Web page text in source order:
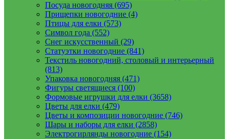
Посуда новогодняя (695)
Прищепки новогодние (4)
Птицы для елки (573)
Символ года (552)
Снег искусственный (29)
Статуэтки новогодние (841)
Текстиль новогодний, столовый и интерьерный
(813)
Упаковка новогодняя (471)
Фигуры светящиеся (100)
Формовые игрушки для елки (3658)
Цветы для елки (479)
Цветы и композиции новогодние (746)
Шары и наборы для елки (2858)
Электрогирлянды новогодние (154)